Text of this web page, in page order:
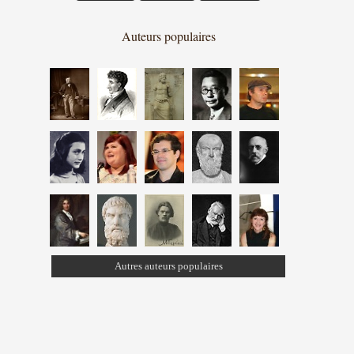
Auteurs populaires
Autres auteurs populaires